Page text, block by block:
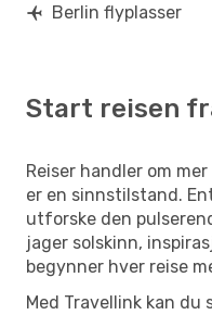
Berlin flyplasser
Start reisen
Reiser handler om
er en sinnstilstand.
utforske den
jager solskinn,
begynner hver reise
Med Travellink kan du